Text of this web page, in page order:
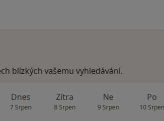
blízkých vašemu vyhledávání.
Dnes
7 Srpen
Zítra
8 Srpen
Ne
9 Srpen
Po
10 Srpen